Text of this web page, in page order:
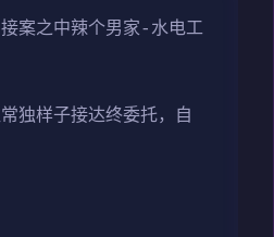
案之中辣个男家-水电工
独样子接达终委托，自